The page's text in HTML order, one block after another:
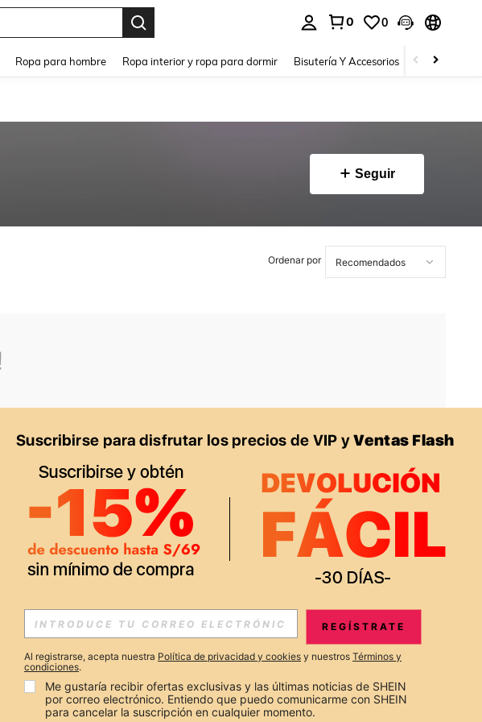
0 0
Ropa para hombre Ropa interior y ropa para dormir Bisutería Y Accesorios Zapatos
Seguir
Ordenar por
de nuevo.
EN APP
PARA RECIBIR OFERTAS EXCLUSIVAS, PROMOCIONES Y NOTICIAS DE SHEIN
Suscribir
REGÍSTRATE
Al registrarse, acepta nuestra Política de privacidad y cookies y nuestros Términos y
condiciones.
Me gustaría recibir ofertas exclusivas y las últimas noticias de SHEIN
por correo electrónico. Entiendo que puedo comunicarme con SHEIN
para cancelar la suscripción en cualquier momento.